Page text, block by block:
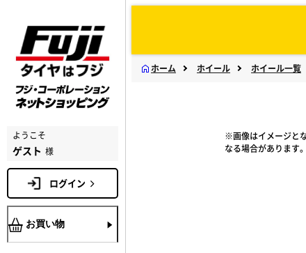
ようこそ
ゲスト 様
ログイン
お買い物
ホーム ホイール ホイール一覧
※画像はイメージと
なる場合があります。